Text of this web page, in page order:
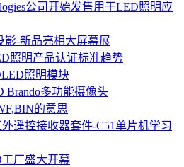
公司开始发售用于LED照明应
影-新品亮相大屏幕展
照明产品认证标准趋势
照明模块
Brando多功能摄像头
的意思
遥控接收器套件-C51单片机学习
厂盛大开幕